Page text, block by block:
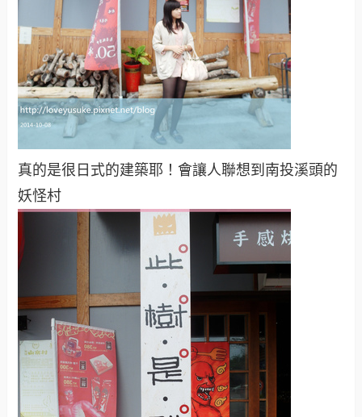
真的是很日式的建築耶！會讓人聯想到南投溪頭的
妖怪村